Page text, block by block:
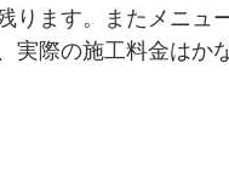
ります。またメニュ
実際の施工料金はか